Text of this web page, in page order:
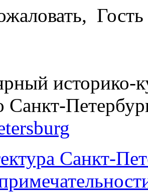
Гость
историко-
Санкт-
Санкт-